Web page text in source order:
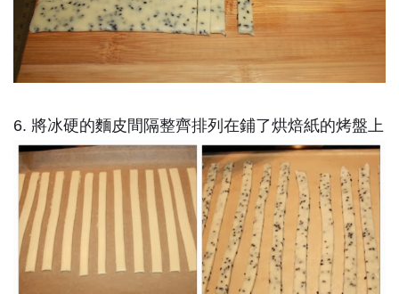
6. 將冰硬的麵皮間隔整齊排列在鋪了烘焙紙的烤盤上